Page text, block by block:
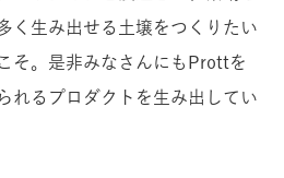
く生み出せる土壌をつくりたい
そ。是非みなさんにもProttを
れるプロダクトを生み出してい